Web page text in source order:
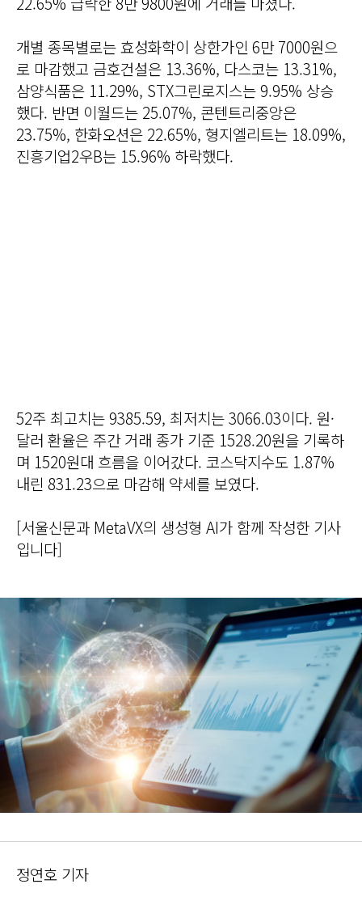
개별 종목별로는 효성화학이 상한가인 6만 7000원으
로 마감했고 금호건설은 13.36%, 다스코는 13.31%,
삼양식품은 11.29%, STX그린로지스는 9.95% 상승
했다. 반면 이월드는 25.07%, 콘텐트리중앙은
23.75%, 한화오션은 22.65%, 형지엘리트는 18.09%,
진흥기업2우B는 15.96% 하락했다.
52주 최고치는 9385.59, 최저치는 3066.03이다. 원·
달러 환율은 주간 거래 종가 기준 1528.20원을 기록하
며 1520원대 흐름을 이어갔다. 코스닥지수도 1.87%
내린 831.23으로 마감해 약세를 보였다.
[서울신문과 MetaVX의 생성형 AI가 함께 작성한 기사
입니다]
정연호 기자